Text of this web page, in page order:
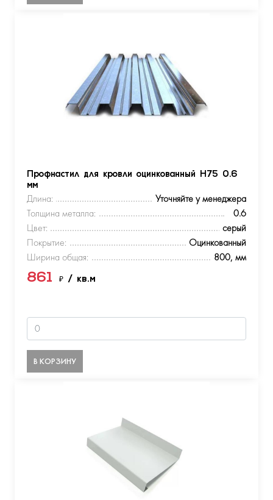
Профнастил для кровли оцинкованный Н75 0.6
мм
Длина:
Уточняйте у менеджера
Толщина металла:
0.6
Цвет:
серый
Покрытие:
Оцинкованный
Ширина общая:
800, мм
861 ₽ / кв.м
В КОРЗИНУ